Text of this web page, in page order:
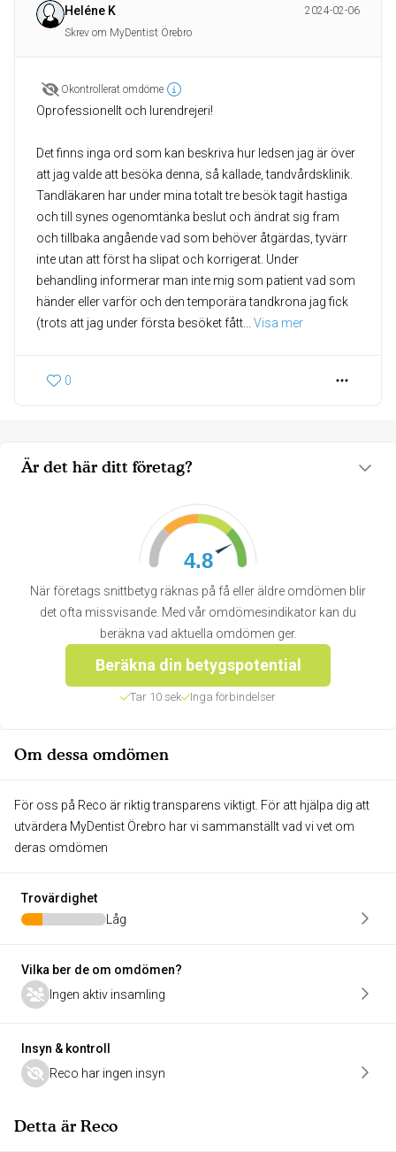
Är det här ditt företag?
4.8
När företags snittbetyg räknas på få eller äldre omdömen blir
det ofta missvisande. Med vår omdömesindikator kan du
beräkna vad aktuella omdömen ger.
Beräkna din betygspotential
Tar 10 sek Inga förbindelser
Om dessa omdömen
För oss på Reco är riktig transparens viktigt. För att hjälpa dig att
utvärdera MyDentist Örebro har vi sammanställt vad vi vet om
deras omdömen
Trovärdighet
Låg
Vilka ber de om omdömen?
Ingen aktiv insamling
Insyn & kontroll
Reco har ingen insyn
Detta är Reco
Heléne K
2024-02-06
Skrev om MyDentist Örebro
Okontrollerat omdöme
Oprofessionellt och lurendrejeri!
Det finns inga ord som kan beskriva hur ledsen jag är över
att jag valde att besöka denna, så kallade, tandvårdsklinik.
Tandläkaren har under mina totalt tre besök tagit hastiga
och till synes ogenomtänka beslut och ändrat sig fram
och tillbaka angående vad som behöver åtgärdas, tyvärr
inte utan att först ha slipat och korrigerat. Under
behandling informerar man inte mig som patient vad som
händer eller varför och den temporära tandkrona jag fick
(trots att jag under första besöket fått
Visa mer
0